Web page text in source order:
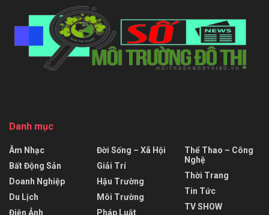
Danh mục
Âm Nhạc
Bất Động Sản
Doanh Nghiệp
Du Lịch
Điện Ảnh
Đời Sống – Xã Hội
Giải Trí
Hậu Trường
Môi Trường
Pháp Luật
Thể Thao – Công
Nghệ
Thời Trang
Tin Tức
TV SHOW